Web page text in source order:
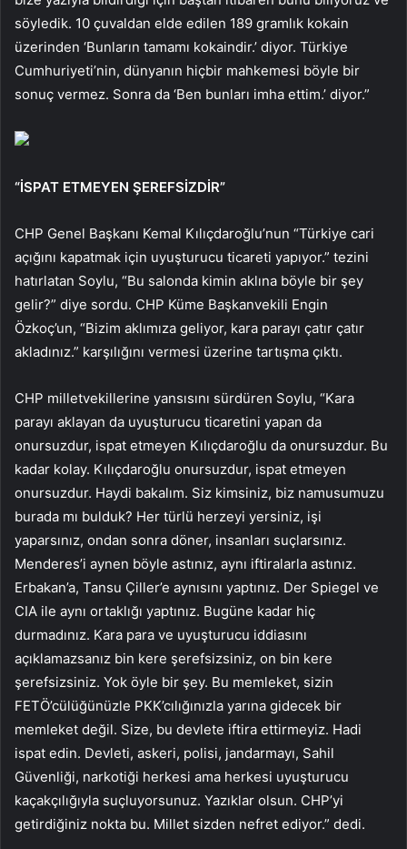
söyledik. 10 çuvaldan elde edilen 189 gramlık kokain
üzerinden ‘Bunların tamamı kokaindir.’ diyor. Türkiye
Cumhuriyeti’nin, dünyanın hiçbir mahkemesi böyle bir
sonuç vermez. Sonra da ‘Ben bunları imha ettim.’ diyor.”
“İSPAT ETMEYEN ŞEREFSİZDİR”
CHP Genel Başkanı Kemal Kılıçdaroğlu’nun “Türkiye cari
açığını kapatmak için uyuşturucu ticareti yapıyor.” tezini
hatırlatan Soylu, “Bu salonda kimin aklına böyle bir şey
gelir?” diye sordu. CHP Küme Başkanvekili Engin
Özkoç’un, “Bizim aklımıza geliyor, kara parayı çatır çatır
akladınız.” karşılığını vermesi üzerine tartışma çıktı.
CHP milletvekillerine yansısını sürdüren Soylu, “Kara
parayı aklayan da uyuşturucu ticaretini yapan da
onursuzdur, ispat etmeyen Kılıçdaroğlu da onursuzdur. Bu
kadar kolay. Kılıçdaroğlu onursuzdur, ispat etmeyen
onursuzdur. Haydi bakalım. Siz kimsiniz, biz namusumuzu
burada mı bulduk? Her türlü herzeyi yersiniz, işi
yaparsınız, ondan sonra döner, insanları suçlarsınız.
Menderes’i aynen böyle astınız, aynı iftiralarla astınız.
Erbakan’a, Tansu Çiller’e aynısını yaptınız. Der Spiegel ve
CIA ile aynı ortaklığı yaptınız. Bugüne kadar hiç
durmadınız. Kara para ve uyuşturucu iddiasını
açıklamazsanız bin kere şerefsizsiniz, on bin kere
şerefsizsiniz. Yok öyle bir şey. Bu memleket, sizin
FETÖ’cülüğünüzle PKK’cılığınızla yarına gidecek bir
memleket değil. Size, bu devlete iftira ettirmeyiz. Hadi
ispat edin. Devleti, askeri, polisi, jandarmayı, Sahil
Güvenliği, narkotiği herkesi ama herkesi uyuşturucu
kaçakçılığıyla suçluyorsunuz. Yazıklar olsun. CHP’yi
getirdiğiniz nokta bu. Millet sizden nefret ediyor.” dedi.